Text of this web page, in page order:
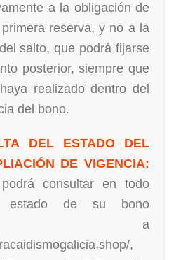
a la obligación de
reserva, y no a la
salto, que podrá fijarse
posterior, siempre que
realizado dentro del
del bono.
DEL ESTADO DEL
DE VIGENCIA:
consultar en todo
estado de su bono
a
,